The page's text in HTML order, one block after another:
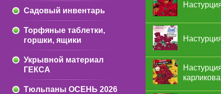
Садовый инвентарь
Торфяные таблетки,
горшки, ящики
Укрывной материал
ГЕКСА
Тюльпаны ОСЕНЬ 2026